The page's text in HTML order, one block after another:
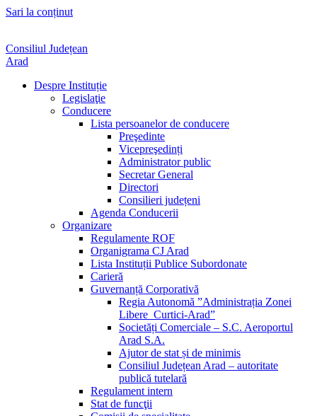
Sari la conținut
Consiliul Județean
Arad
Despre Instituție
Legislaţie
Conducere
Lista persoanelor de conducere
Preşedinte
Vicepreşedinți
Administrator public
Secretar General
Directori
Consilieri județeni
Agenda Conducerii
Organizare
Regulamente ROF
Organigrama CJ Arad
Lista Instituții Publice Subordonate
Carieră
Guvernanță Corporativă
Regia Autonomă ”Administrația Zonei
Libere Curtici-Arad”
Societăți Comerciale – S.C. Aeroportul
Arad S.A.
Ajutor de stat și de minimis
Consiliul Județean Arad – autoritate
publică tutelară
Regulament intern
Stat de funcţii